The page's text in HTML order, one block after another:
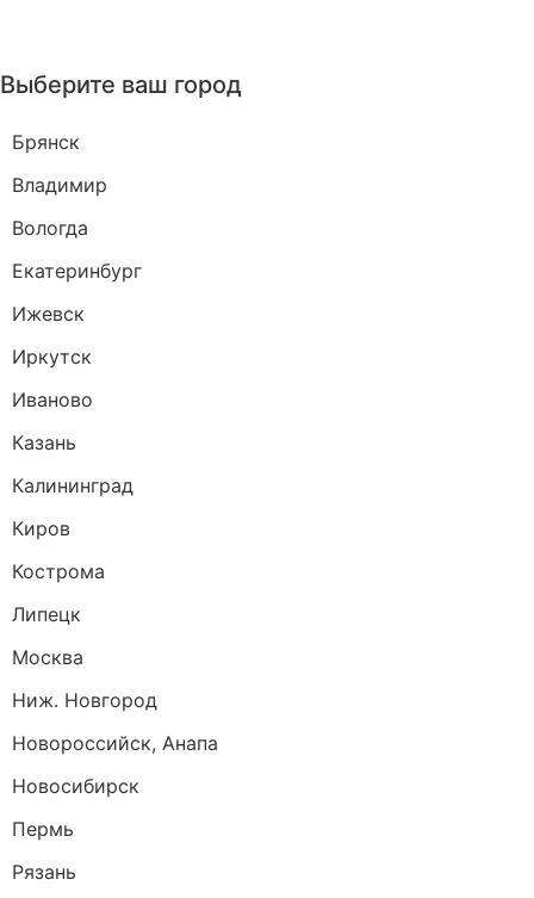
Выберите ваш город
Брянск
Владимир
Вологда
Екатеринбург
Ижевск
Иркутск
Иваново
Казань
Калининград
Киров
Кострома
Липецк
Москва
Ниж. Новгород
Новороссийск, Анапа
Новосибирск
Пермь
Рязань